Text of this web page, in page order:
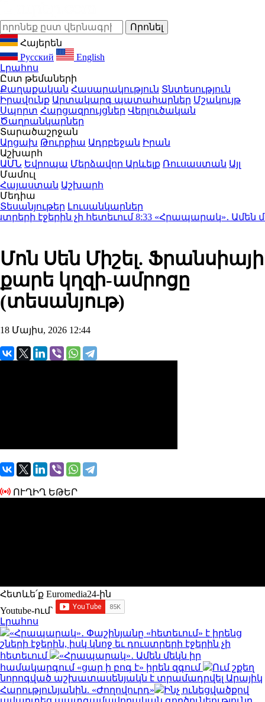
Հայերեն
Русский
English
Լրահոս
Ըստ թեմաների
Քաղաքական Հասարակություն Տնտեսություն
Իրավունք Արտակարգ պատահարներ Մշակույթ
Սպորտ Հարցազրույցներ Վերլուծական
Ծաղրանկարներ
Տարածաշրջան
Արցախ Թուրքիա Ադրբեջան Իրան
Աշխարհ
ԱՄՆ Եվրոպա Մերձավոր Արևելք Ռուսաստան Այլ
Մամուլ
Հայաստան Աշխարհ
Մեդիա
Տեսանյութեր Լուսանկարներ
էջերին չի հետեւում8:33«Հրապարակ»․ Ամեն մեկն
Մոն Սեն Միշել. Ֆրանսիայի
քարե կղզի-ամրոցը
(տեսանյութ)
18 Մայիս, 2026 12:44
ՈՒՂԻՂ ԵԹԵՐ
Հետևե՛ք Euromedia24-ին
Youtube-ում`
Լրահոս
«Հրապարակ»․ Փաշինյանը «հետեւում» է իրենց
շների էջերին, իսկ կնոջ եւ դուստրերի էջերին չի
հետեւում
«Հրապարակ»․ Ամեն մեկն իր
համակարգում «ցար ի բոգ է» իրեն զգում
Ում շքեղ
նորոգված աշխատասենյակն է տրամադրվել Արայիկ
Հարությունյանին. «Ժողովուրդ»
Ինչ ունեցվածքով